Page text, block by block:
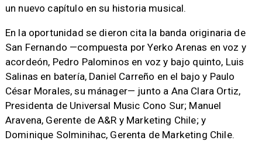
un nuevo capítulo en su historia musical.
​En la oportunidad se dieron cita la banda originaria de
San Fernando —compuesta por Yerko Arenas en voz y
acordeón, Pedro Palominos en voz y bajo quinto, Luis
Salinas en batería, Daniel Carreño en el bajo y Paulo
César Morales, su mánager— junto a Ana Clara Ortiz,
Presidenta de Universal Music Cono Sur; Manuel
Aravena, Gerente de A&R y Marketing Chile; y
Dominique Solminihac, Gerenta de Marketing Chile.